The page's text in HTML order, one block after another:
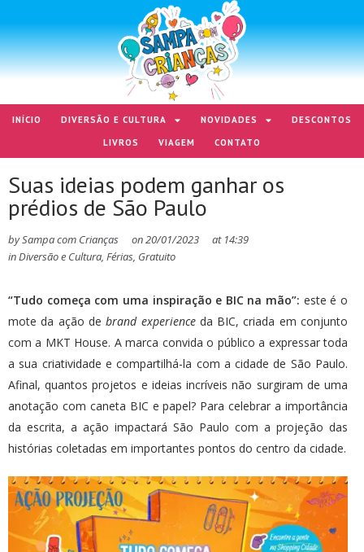
INÍCIO DIVERSÃO E CULTURA NOVIDADES
DESCONTOS
LIVROS
VIAGEM CONTATO
Suas ideias podem ganhar os
prédios de São Paulo
bySampa com Crianças on20/01/2023 at 14:39
inDiversão e Cultura, Férias, Gratuito
“Tudo começa com uma inspiração e BIC na mão”: este é o
mote da ação debrand experienceda BIC, criada em conjunto
com a MKT House. A marca convida o público a expressar toda
a sua criatividade e compartilhá-la com a cidade de São Paulo.
Afinal, quantos projetos e ideias incríveis não surgiram de uma
anotação com caneta BIC e papel? Para celebrar a importância
da escrita, a ação impactará São Paulo com a projeção das
histórias coletadas em importantes pontos do centro da cidade.